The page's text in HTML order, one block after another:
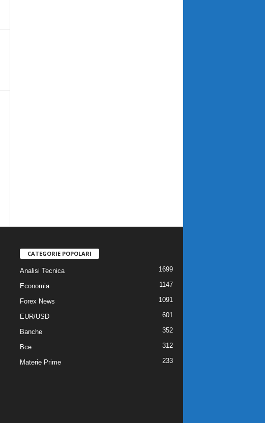
CATEGORIE POPOLARI
Analisi Tecnica 1699
Economia 1147
Forex News 1091
EUR/USD 601
Banche 352
Bce 312
Materie Prime 233